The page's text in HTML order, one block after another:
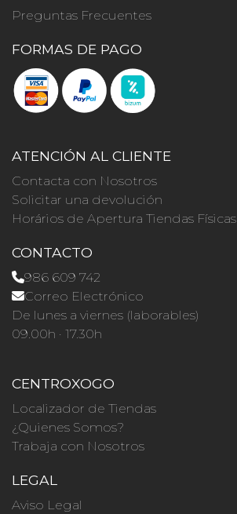
Preguntas Frecuentes
FORMAS DE PAGO
ATENCIÓN AL CLIENTE
Contacta con Nosotros
Solicitar una devolución
Horários de Apertura Tiendas Físicas
CONTACTO
986 609 742
Correo Electrónico
De lunes a viernes (laborables)
09.00h · 17.30h
CENTROXOGO
Localizador de Tiendas
¿Quienes Somos?
Trabaja con Nosotros
LEGAL
Aviso Legal